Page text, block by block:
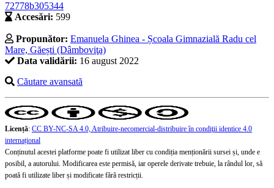
72778b305344
Accesări: 599
Propunător: Emanuela Ghinea - Școala Gimnazială Radu cel
Mare, Găești (Dâmboviţa)
Data validării: 16 august 2022
Căutare avansată
Licență: CC BY-NC-SA 4.0, Atribuire-necomercial-distribuire în condiţii identice 4.0
internațional
Conținutul acestei platforme poate fi utilizat liber cu condiția menționării sursei și, unde e
posibil, a autorului. Modificarea este permisă, iar operele derivate trebuie, la rândul lor, să
poată fi utilizate liber și modificate fără restricții.